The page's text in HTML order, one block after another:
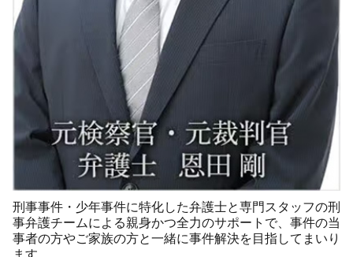
刑事事件・少年事件に特化した弁護士と専門スタッフの刑
事弁護チームによる親身かつ全力のサポートで、事件の当
事者の方やご家族の方と一緒に事件解決を目指してまいり